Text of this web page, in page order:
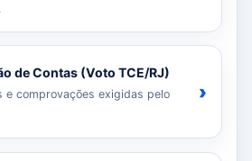
de Contas (Voto TCE/RJ)
e comprovações exigidas pelo
›